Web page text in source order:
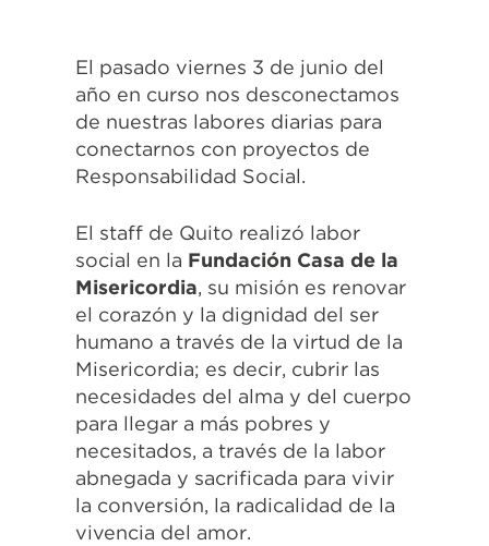
El pasado viernes 3 de junio del
año en curso nos desconectamos
de nuestras labores diarias para
conectarnos con proyectos de
Responsabilidad Social.
El staff de Quito realizó labor
social en la Fundación Casa de la
Misericordia, su misión es renovar
el corazón y la dignidad del ser
humano a través de la virtud de la
Misericordia; es decir, cubrir las
necesidades del alma y del cuerpo
para llegar a más pobres y
necesitados, a través de la labor
abnegada y sacrificada para vivir
la conversión, la radicalidad de la
vivencia del amor.